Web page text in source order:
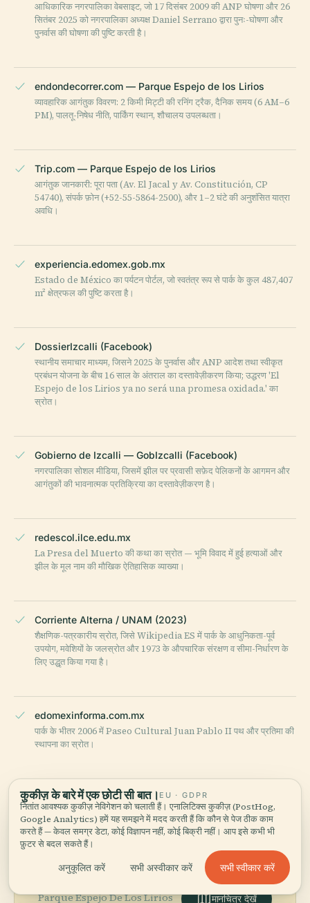
आधिकारिक नगरपालिका वेबसाइट, जो 17 दिसंबर 2009 की ANP घोषणा और 26
सितंबर 2025 को नगरपालिका अध्यक्ष Daniel Serrano द्वारा पुनः-घोषणा और
पुनर्वास की घोषणा की पुष्टि करती है।
endondecorrer.com — Parque Espejo de los Lirios
व्यावहारिक आगंतुक विवरण: 2 किमी मिट्टी की रनिंग ट्रैक, दैनिक समय (6 AM–6
PM), पालतू-निषेध नीति, पार्किंग स्थान, शौचालय उपलब्धता।
Trip.com — Parque Espejo de los Lirios
आगंतुक जानकारी: पूरा पता (Av. El Jacal y Av. Constitución, CP
54740), संपर्क फ़ोन (+52-55-5864-2500), और 1–2 घंटे की अनुशंसित यात्रा
अवधि।
experiencia.edomex.gob.mx
Estado de México का पर्यटन पोर्टल, जो स्वतंत्र रूप से पार्क के कुल 487,407
m² क्षेत्रफल की पुष्टि करता है।
DossierIzcalli (Facebook)
स्थानीय समाचार माध्यम, जिसने 2025 के पुनर्वास और ANP आदेश तथा स्वीकृत
प्रबंधन योजना के बीच 16 साल के अंतराल का दस्तावेज़ीकरण किया; उद्धरण 'El
Espejo de los Lirios ya no será una promesa oxidada.' का
स्रोत।
Gobierno de Izcalli — GobIzcalli (Facebook)
नगरपालिका सोशल मीडिया, जिसमें झील पर प्रवासी सफ़ेद पेलिकनों के आगमन और
आगंतुकों की भावनात्मक प्रतिक्रिया का दस्तावेज़ीकरण है।
redescol.ilce.edu.mx
La Presa del Muerto की कथा का स्रोत — भूमि विवाद में हुई हत्याओं और
झील के मूल नाम की मौखिक ऐतिहासिक व्याख्या।
Corriente Alterna / UNAM (2023)
शैक्षणिक-पत्रकारीय स्रोत, जिसे Wikipedia ES में पार्क के आधुनिकता-पूर्व
उपयोग, मवेशियों के जलस्रोत और 1973 के औपचारिक संरक्षण व सीमा-निर्धारण के
लिए उद्धृत किया गया है।
edomexinforma.com.mx
पार्क के भीतर 2006 में Paseo Cultural Juan Pablo II पथ और प्रतिमा की
स्थापना का स्रोत।
अंतिम समीक्षा:
Wikidata, विकिपीडिया और आधिकारिक स्रोतों से शोधित · तथ्य-जाँच पूर्ण ·
अपनी गाइड कैसे बनाते हैं →
आसपास का इलाका देखें
Parque Espejo De Los Lirios मानचित्र देखें
कुकीज़ के बारे में एक छोटी सी बात। EU · GDPR
नितांत आवश्यक कुकीज़ नेविगेशन को चलाती हैं। एनालिटिक्स कुकीज़ (PostHog,
Google Analytics) हमें यह समझने में मदद करती हैं कि कौन से पेज ठीक काम
करते हैं — केवल समग्र डेटा, कोई विज्ञापन नहीं, कोई बिक्री नहीं। आप इसे कभी भी
फ़ुटर से बदल सकते हैं।
अनुकूलित करें सभी अस्वीकार करें सभी स्वीकार करें